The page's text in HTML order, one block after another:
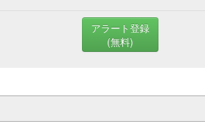
アラート登録
(無料)